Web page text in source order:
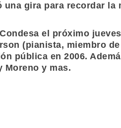
gira para recordar
el próximo
(pianista, miembro
pública en 2006.
Moreno y mas.